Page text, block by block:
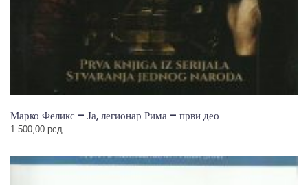
Марко Феликс – Ја, легионар Рима – први део
1.500,00 рсд